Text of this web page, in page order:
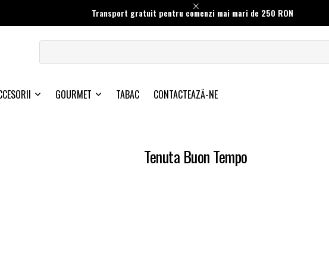
Transport gratuit pentru comenzi mai mari de 250 RON
GOURMET TABAC CONTACTEAZĂ-NE
Tenuta Buon Tempo